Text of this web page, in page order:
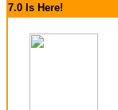
7.0 Is Here!